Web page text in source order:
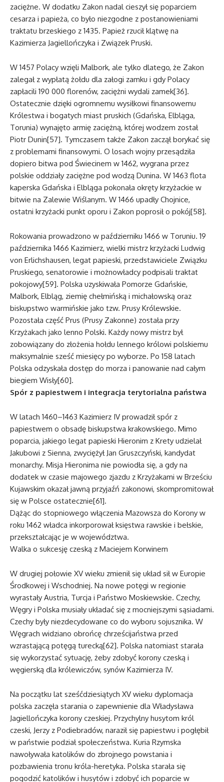
zaciężne. W dodatku Zakon nadal cieszył się poparciem
cesarza i papieża, co było niezgodne z postanowieniami
traktatu brzeskiego z 1435. Papież rzucił klątwę na
Kazimierza Jagiellończyka i Związek Pruski.
W 1457 Polacy wzięli Malbork, ale tylko dlatego, że Zakon
zalegał z wypłatą żołdu dla załogi zamku i gdy Polacy
zapłacili 190 000 florenów, zaciężni wydali zamek[36].
Ostatecznie dzięki ogromnemu wysiłkowi finansowemu
Królestwa i bogatych miast pruskich (Gdańska, Elbląga,
Torunia) wynajęto armię zaciężną, której wodzem został
Piotr Dunin[57]. Tymczasem także Zakon zaczął borykać się
z problemami finansowymi. O losach wojny przesądziła
dopiero bitwa pod Świecinem w 1462, wygrana przez
polskie oddziały zaciężne pod wodzą Dunina. W 1463 flota
kaperska Gdańska i Elbląga pokonała okręty krzyżackie w
bitwie na Zalewie Wiślanym. W 1466 upadły Chojnice,
ostatni krzyżacki punkt oporu i Zakon poprosił o pokój[58].
Rokowania prowadzono w październiku 1466 w Toruniu. 19
października 1466 Kazimierz, wielki mistrz krzyżacki Ludwig
von Erlichshausen, legat papieski, przedstawiciele Związku
Pruskiego, senatorowie i możnowładcy podpisali traktat
pokojowy[59]. Polska uzyskiwała Pomorze Gdańskie,
Malbork, Elbląg, ziemię chełmińską i michałowską oraz
biskupstwo warmińskie jako tzw. Prusy Królewskie.
Pozostała część Prus (Prusy Zakonne) została przy
Krzyżakach jako lenno Polski. Każdy nowy mistrz był
zobowiązany do złożenia hołdu lennego królowi polskiemu
maksymalnie sześć miesięcy po wyborze. Po 158 latach
Polska odzyskała dostęp do morza i panowanie nad całym
biegiem Wisły[60].
Spór z papiestwem i integracja terytorialna państwa
W latach 1460–1463 Kazimierz IV prowadził spór z
papiestwem o obsadę biskupstwa krakowskiego. Mimo
poparcia, jakiego legat papieski Hieronim z Krety udzielał
Jakubowi z Sienna, zwyciężył Jan Gruszczyński, kandydat
monarchy. Misja Hieronima nie powiodła się, a gdy na
dodatek w czasie majowego zjazdu z Krzyżakami w Brześciu
Kujawskim okazał jawną przyjaźń zakonowi, skompromitował
się w Polsce ostatecznie[61].
Dążąc do stopniowego włączenia Mazowsza do Korony w
roku 1462 władca inkorporował księstwa rawskie i bełskie,
przekształcając je w województwa.
Walka o sukcesję czeską z Maciejem Korwinem
W drugiej połowie XV wieku zmienił się układ sił w Europie
Środkowej i Wschodniej. Na nowe potęgi w regionie
wyrastały Austria, Turcja i Państwo Moskiewskie. Czechy,
Węgry i Polska musiały układać się z mocniejszymi sąsiadami.
Czechy były niezdecydowane co do wyboru sojusznika. W
Węgrach widziano obrońcę chrześcijaństwa przed
wzrastającą potęgą turecką[62]. Polska natomiast starała
się wykorzystać sytuację, żeby zdobyć korony czeską i
węgierską dla królewiczów, synów Kazimierza IV.
Na początku lat sześćdziesiątych XV wieku dyplomacja
polska zaczęła starania o zapewnienie dla Władysława
Jagiellończyka korony czeskiej. Przychylny husytom król
czeski, Jerzy z Podiebradów, naraził się papiestwu i pogłębił
w państwie podział społeczeństwa. Kuria Rzymska
nawoływała katolików do zbrojnego powstania i
pozbawienia tronu króla-heretyka. Polska starała się
pogodzić katolików i husytów i zdobyć ich poparcie w